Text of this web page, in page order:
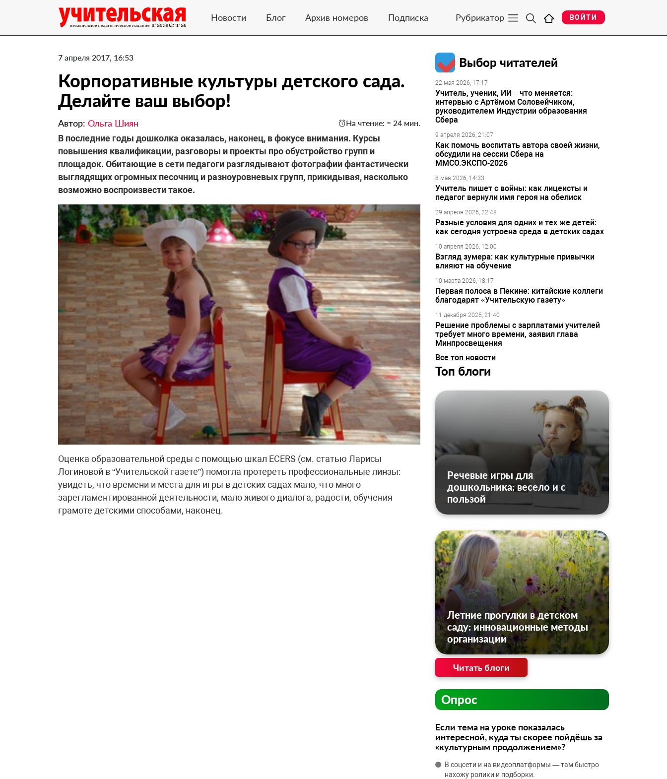
Новости Блог Архив номеров Подписка Рубрикатор ВОЙТИ
7 апреля 2017, 16:53
Корпоративные культуры детского сада.
Делайте ваш выбор!
Автор: Ольга Шиян На чтение: ≈ 24 мин.
В последние годы дошколка оказалась, наконец, в фокусе внимания. Курсы
повышения квалификации, разговоры и проекты про обустройство групп и
площадок. Обитающие в сети педагоги разглядывают фотографии фантастически
выглядящих огромных песочниц и разноуровневых групп, прикидывая, насколько
возможно воспроизвести такое.
Оценка образовательной среды с помощью шкал ECERS (см. статью Ларисы
Логиновой в “Учительской газете”) помогла протереть профессиональные линзы:
увидеть, что времени и места для игры в детских садах мало, что много
зарегламентированной деятельности, мало живого диалога, радости, обучения
грамоте детскими способами, наконец.
Выбор читателей
22 мая 2026, 17:17
Учитель, ученик, ИИ – что меняется:
интервью с Артёмом Соловейчиком,
руководителем Индустрии образования
Сбера
9 апреля 2026, 21:07
Как помочь воспитать автора своей жизни,
обсудили на сессии Сбера на
ММСО.ЭКСПО-2026
8 мая 2026, 14:33
Учитель пишет с войны: как лицеисты и
педагог вернули имя героя на обелиск
29 апреля 2026, 22:48
Разные условия для одних и тех же детей:
как сегодня устроена среда в детских садах
10 апреля 2026, 12:00
Взгляд зумера: как культурные привычки
влияют на обучение
10 марта 2026, 18:17
Первая полоса в Пекине: китайские коллеги
благодарят «Учительскую газету»
11 декабря 2025, 21:40
Решение проблемы с зарплатами учителей
требует много времени, заявил глава
Минпросвещения
Все топ новости
Топ блоги
Речевые игры для
дошкольника: весело и с
пользой
Летние прогулки в детском
саду: инновационные методы
организации
Читать блоги
Опрос
Если тема на уроке показалась
интересной, куда ты скорее пойдёшь за
«культурным продолжением»?
В соцсети и на видеоплатформы — там быстро
нахожу ролики и подборки.